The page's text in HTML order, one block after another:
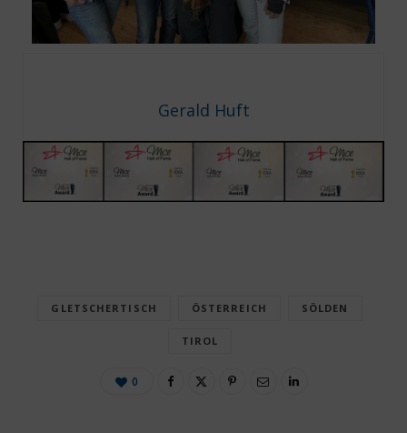
Gerald Huft
GLETSCHERTISCH ÖSTERREICH SÖLDEN
TIROL
0